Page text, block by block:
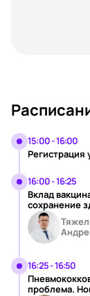
15:00 - 16:00
Регистрация
16:00 - 16:25
Вклад
сохранение
16:25 - 16:50
проблема.